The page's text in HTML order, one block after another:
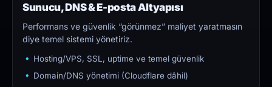
Sunucu, DNS & E-posta Altyapısı
Performans ve güvenlik “görünmez” maliyet yaratmasın
diye temel sistemi yönetiriz.
Hosting/VPS, SSL, uptime ve temel güvenlik
Domain/DNS yönetimi (Cloudflare dâhil)